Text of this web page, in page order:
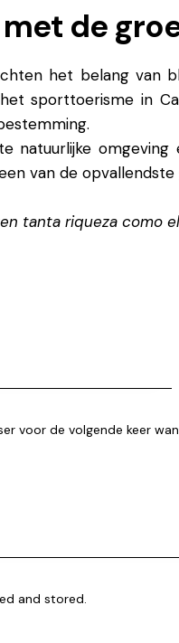
de
het belang van
sporttoerisme in
natuurlijke
van de
tanta riqueza como
voor de volgende keer
and stored.